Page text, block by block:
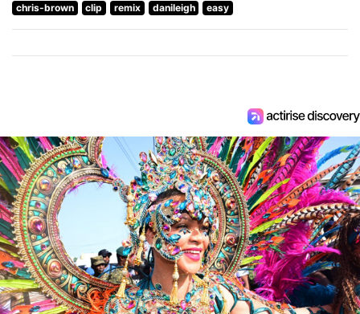
chris-brown clip remix danileigh easy